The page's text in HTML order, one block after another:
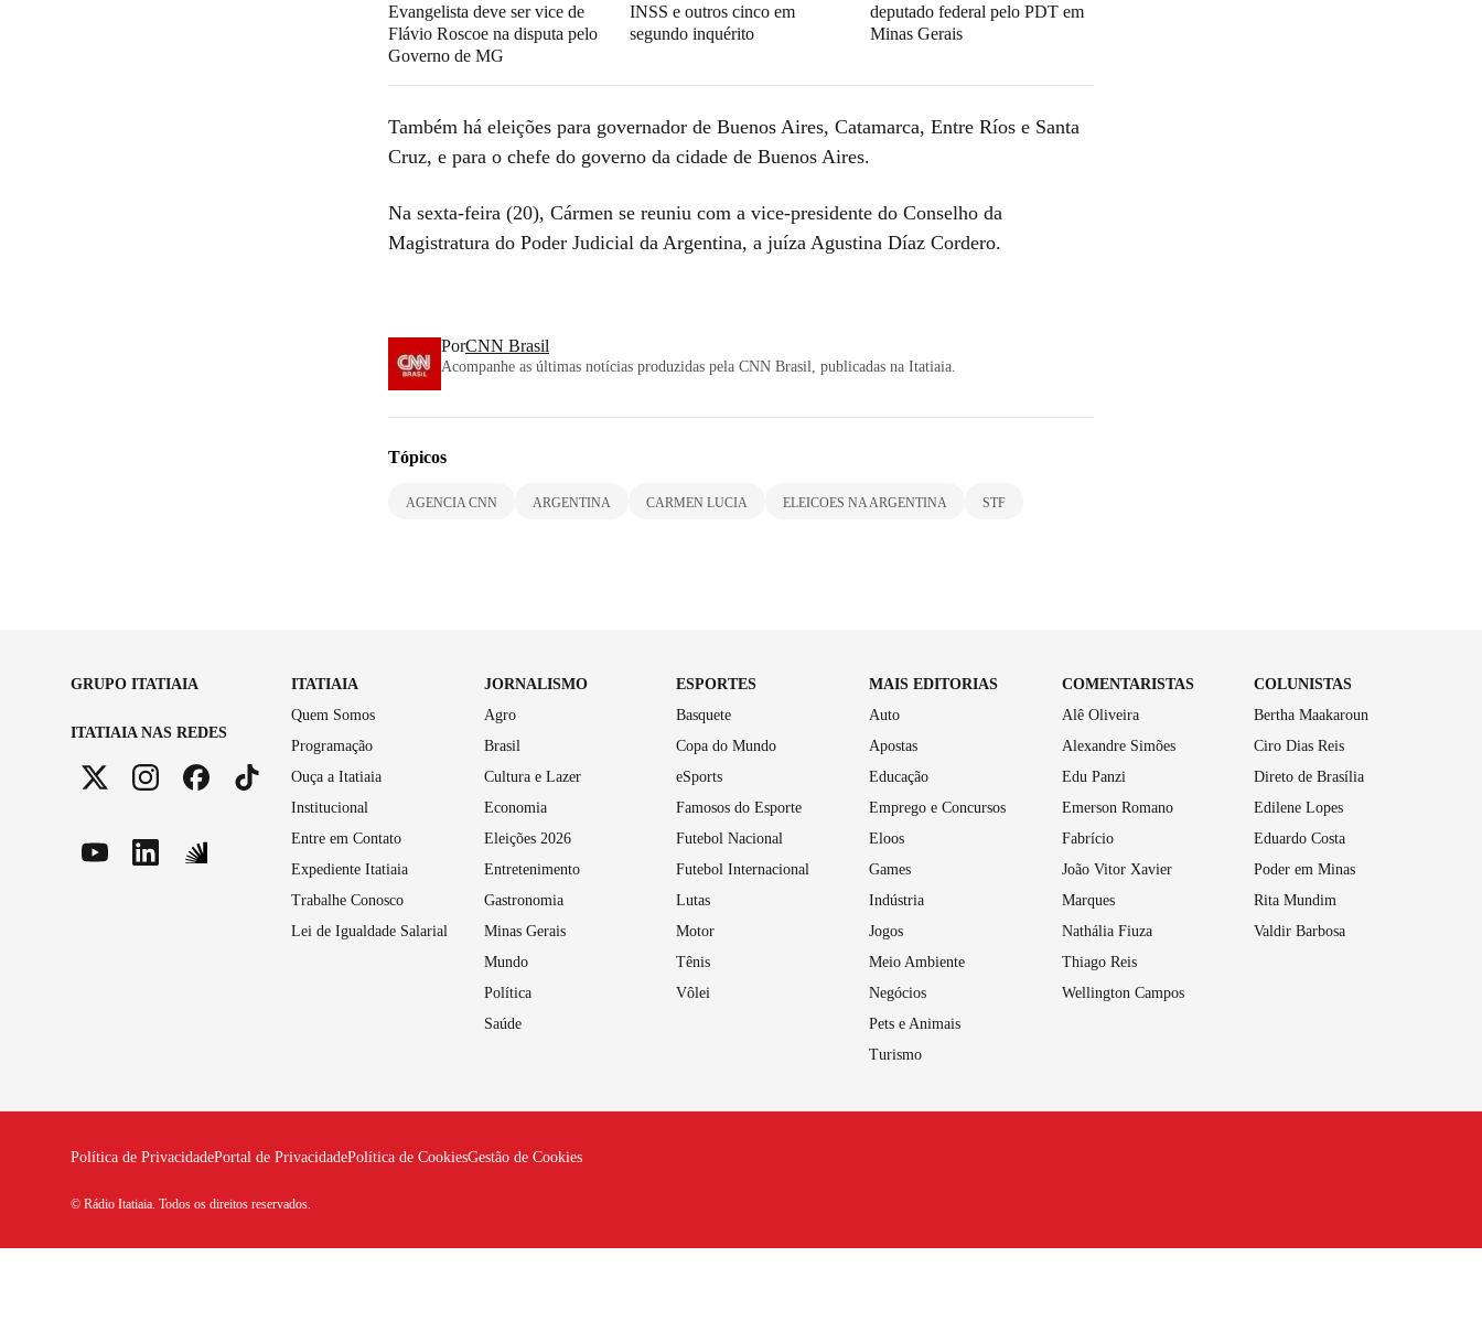
Evangelista deve ser vice de
Flávio Roscoe na disputa pelo
Governo de MG
INSS e outros cinco em
segundo inquérito
deputado federal pelo PDT em
Minas Gerais
Também há eleições para governador de Buenos Aires, Catamarca, Entre Ríos e Santa
Cruz, e para o chefe do governo da cidade de Buenos Aires.
Na sexta-feira (20), Cármen se reuniu com a vice-presidente do Conselho da
Magistratura do Poder Judicial da Argentina, a juíza Agustina Díaz Cordero.
PorCNN Brasil
Acompanhe as últimas notícias produzidas pela CNN Brasil, publicadas na Itatiaia.
Tópicos
AGENCIA CNN ARGENTINA CARMEN LUCIA ELEICOES NA ARGENTINA STF
GRUPO ITATIAIA
ITATIAIA NAS REDES
ITATIAIA
Quem Somos
Programação
Ouça a Itatiaia
Institucional
Entre em Contato
Expediente Itatiaia
Trabalhe Conosco
Lei de Igualdade Salarial
JORNALISMO
Agro
Brasil
Cultura e Lazer
Economia
Eleições 2026
Entretenimento
Gastronomia
Minas Gerais
Mundo
Política
Saúde
ESPORTES
Basquete
Copa do Mundo
eSports
Famosos do Esporte
Futebol Nacional
Futebol Internacional
Lutas
Motor
Tênis
Vôlei
MAIS EDITORIAS
Auto
Apostas
Educação
Emprego e Concursos
Eloos
Games
Indústria
Jogos
Meio Ambiente
Negócios
Pets e Animais
Turismo
COMENTARISTAS
Alê Oliveira
Alexandre Simões
Edu Panzi
Emerson Romano
Fabrício
João Vitor Xavier
Marques
Nathália Fiuza
Thiago Reis
Wellington Campos
COLUNISTAS
Bertha Maakaroun
Ciro Dias Reis
Direto de Brasília
Edilene Lopes
Eduardo Costa
Poder em Minas
Rita Mundim
Valdir Barbosa
Política de PrivacidadePortal de PrivacidadePolítica de CookiesGestão de Cookies
© Rádio Itatiaia. Todos os direitos reservados.